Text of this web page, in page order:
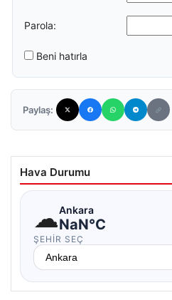
Parola:
Beni hatırla
Paylaş:
Hava Durumu
☁Ankara
NaN°C
ŞEHIR SEÇ